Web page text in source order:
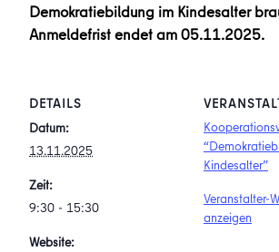
Demokratiebildung im Kindesalter
Anmeldefrist endet am 05.11.2025.
DETAILS
Datum:
13.11.2025
Zeit:
9:30 - 15:30
Website:
Kindesalter”
Veranstalter-
anzeigen